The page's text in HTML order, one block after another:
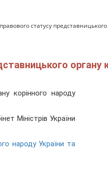
статусу
органу
корінного народу
Міністрів України
народу України та